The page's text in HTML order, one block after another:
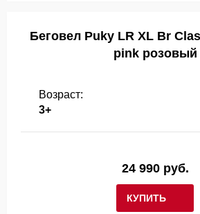
Беговел Puky LR XL Br
pink розовый
Возраст:
3+
КУПИТЬ
24 990 руб.